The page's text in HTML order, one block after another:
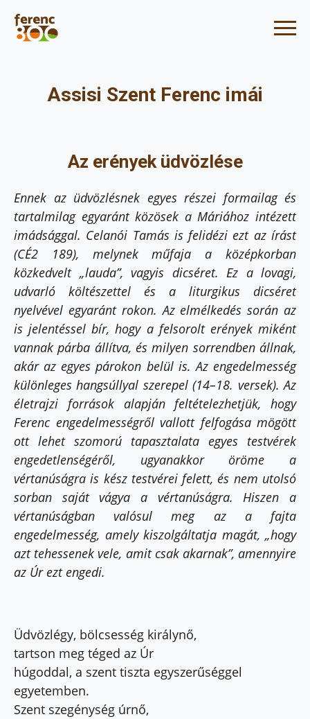
Assisi Szent Ferenc imái
Az erények üdvözlése
Ennek az üdvözlésnek egyes részei formailag és
tartalmilag egyaránt közösek a Máriához intézett
imádsággal. Celanói Tamás is felidézi ezt az írást
(CÉ2 189), melynek műfaja a középkorban
közkedvelt „lauda”, vagyis dicséret. Ez a lovagi,
udvarló költészettel és a liturgikus dicséret
nyelvével egyaránt rokon. Az elmélkedés során az
is jelentéssel bír, hogy a felsorolt erények miként
vannak párba állítva, és milyen sorrendben állnak,
akár az egyes párokon belül is. Az engedelmesség
különleges hangsúllyal szerepel(14–18. versek). Az
életrajzi források alapján feltételezhetjük, hogy
Ferenc engedelmességről vallott felfogása mögött
ott lehet szomorú tapasztalata egyes testvérek
engedetlenségéről, ugyanakkor öröme a
vértanúságra is kész testvérei felett, és nem utolsó
sorban saját vágya a vértanúságra. Hiszen a
vértanúságban valósul meg az a fajta
engedelmesség, amely kiszolgáltatja magát, „hogy
azt tehessenek vele, amit csak akarnak”, amennyire
az Úr ezt engedi.
Üdvözlégy, bölcsesség királynő,
tartson meg téged az Úr
húgoddal, a szent tiszta egyszerűséggel
egyetemben.
Szent szegénység úrnő,